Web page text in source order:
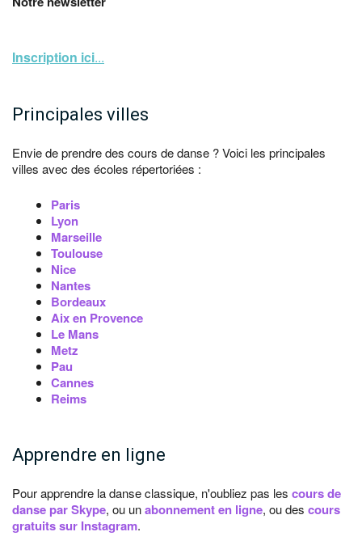
Inscription ici...
Principales villes
Envie de prendre des cours de danse ? Voici les principales
villes avec des écoles répertoriées :
Paris
Lyon
Marseille
Toulouse
Nice
Nantes
Bordeaux
Aix en Provence
Le Mans
Metz
Pau
Cannes
Reims
Apprendre en ligne
Pour apprendre la danse classique, n'oubliez pas les cours de
danse par Skype, ou unabonnement en ligne, ou des cours
gratuits sur Instagram.